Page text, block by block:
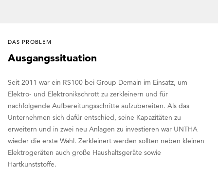
DAS PROBLEM
Ausgangssituation
Seit 2011 war ein RS100 bei Group Demain im Einsatz, um
Elektro- und Elektronikschrott zu zerkleinern und für
nachfolgende Aufbereitungsschritte aufzubereiten. Als das
Unternehmen sich dafür entschied, seine Kapazitäten zu
erweitern und in zwei neu Anlagen zu investieren war UNTHA
wieder die erste Wahl. Zerkleinert werden sollten neben kleinen
Elektrogeräten auch große Haushaltsgeräte sowie
Hartkunststoffe.